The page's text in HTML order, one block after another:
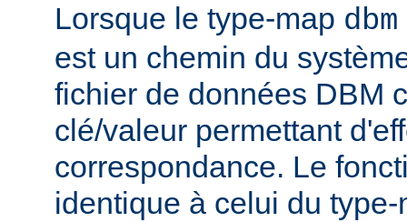
Lorsque le type-map dbm
est un chemin du
fichier de données DBM
clé/valeur permettant
correspondance. Le
identique à celui du